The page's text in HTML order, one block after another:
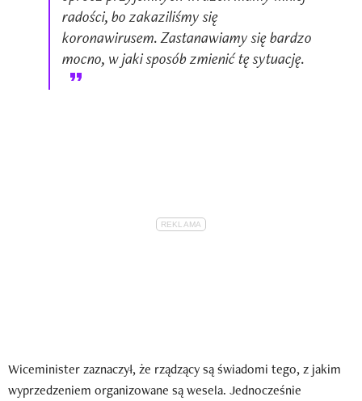
radości, bo zakaziliśmy się
koronawirusem. Zastanawiamy się bardzo
mocno, w jaki sposób zmienić tę sytuację.
Wiceminister zaznaczył, że rządzący są świadomi tego, z jakim
wyprzedzeniem organizowane są wesela. Jednocześnie